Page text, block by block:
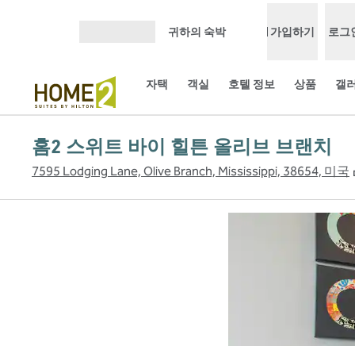
귀하의 숙박 가입하기 로그
자택 객실 호텔 정보 상품 갤
홈2 스위트 바이 힐튼 올리브 브랜치
7595 Lodging Lane, Olive Branch, Mississippi, 38654, 미국